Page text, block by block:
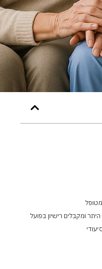
ומקבלים רישיון בפועל